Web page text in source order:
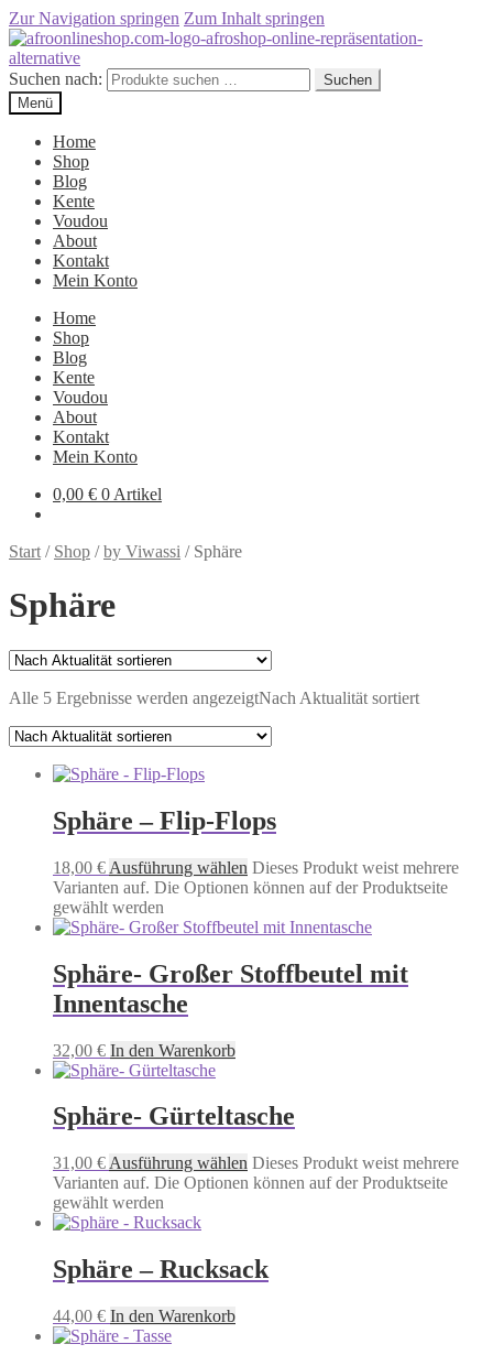
Zur Navigation springen Zum Inhalt springen
Suchen nach:
Suchen
Menü
Home
Shop
Blog
Kente
Voudou
About
Kontakt
Mein Konto
Home
Shop
Blog
Kente
Voudou
About
Kontakt
Mein Konto
0,00 € 0 Artikel
Start / Shop /by Viwassi / Sphäre
Sphäre
Alle 5 Ergebnisse werden angezeigtNach Aktualität sortiert
Sphäre – Flip-Flops
18,00 € Ausführung wählen Dieses Produkt weist mehrere
Varianten auf. Die Optionen können auf der Produktseite
gewählt werden
Sphäre- Großer Stoffbeutel mit
Innentasche
32,00 € In den Warenkorb
Sphäre- Gürteltasche
31,00 € Ausführung wählen Dieses Produkt weist mehrere
Varianten auf. Die Optionen können auf der Produktseite
gewählt werden
Sphäre – Rucksack
44,00 € In den Warenkorb